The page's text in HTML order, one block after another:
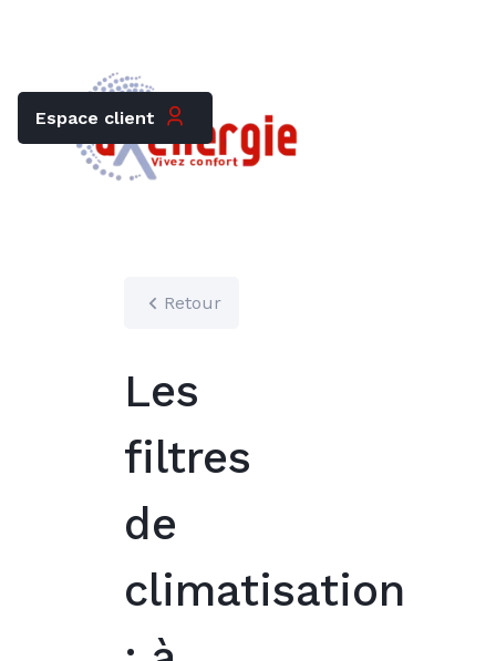
Espace client
Retour
Les
filtres
de
climatisation